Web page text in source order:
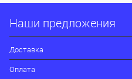
Наши предложения
Доставка
Оплата